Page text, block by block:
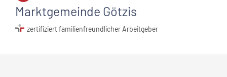
Marktgemeinde Götzis
zertifiziert familienfreundlicher Arbeitgeber